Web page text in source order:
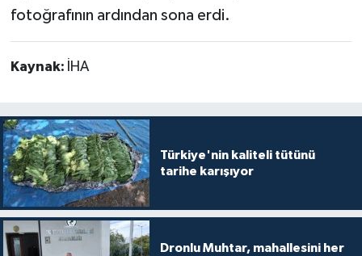
fotoğrafının ardından sona erdi.
Kaynak: İHA
Türkiye'nin kaliteli tütünü
tarihe karışıyor
Dronlu Muhtar, mahallesini her